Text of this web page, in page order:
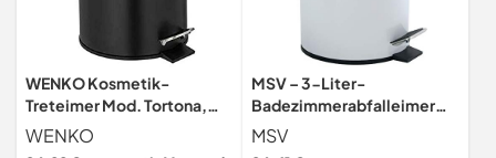
WENKO Kosmetik-
Treteimer Mod. Tortona,
schwarzer Eimer mit
Bambusdeckel, 3 Liter,
WENKO
MSV – 3-Liter-
Badezimmerabfalleimer
aus Edelstahl und Bambus
mit automatischem
MSV